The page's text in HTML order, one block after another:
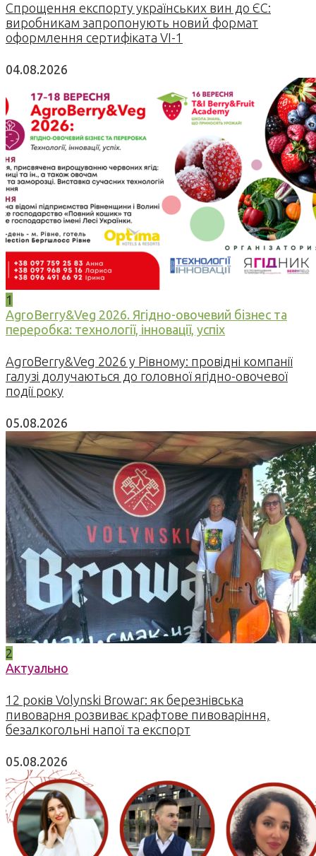
Спрощення експорту українських вин до ЄС:
виробникам запропонують новий формат
оформлення сертифіката VI-1
04.08.2026
1
AgroBerry&Veg 2026. Ягідно-овочевий бізнес та
переробка: технології, інновації, успіх
AgroBerry&Veg 2026 у Рівному: провідні компанії
галузі долучаються до головної ягідно-овочевої
події року
05.08.2026
2
Актуально
12 років Volynski Browar: як березнівська
пивоварня розвиває крафтове пивоваріння,
безалкогольні напої та експорт
05.08.2026